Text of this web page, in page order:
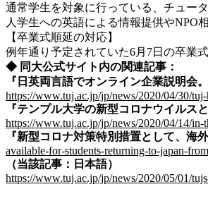
通常学生を対象に行っている、チュー
人学生への英語による情報提供やNPO
【卒業式順延の対応】
例年通り予定されていた6月7日の卒業
◆ 同大公式サイト内の関連記事：
『日英両言語でオンライン企業説明会
https://www.tuj.ac.jp/jp/news/2020/04/30/
『テンプル大学の新型コロナウイルス
https://www.tuj.ac.jp/jp/news/2020/04/14/
『新型コロナ対策特別措置として、海
available-for-students-returning-to-japan-
（当該記事：日本語）
https://www.tuj.ac.jp/jp/news/2020/05/01/